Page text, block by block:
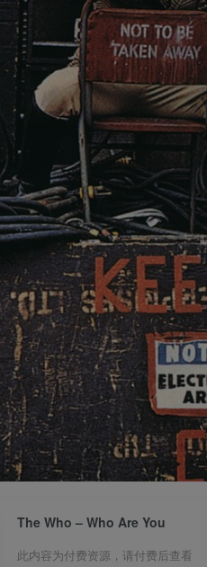
The Who – Who Are You
此内容为付费资源，请付费后查看